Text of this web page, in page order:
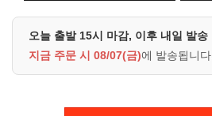
오늘 출발 15시 마감, 이후 내일 발송
지금 주문 시 08/07(금)에 발송됩니다.